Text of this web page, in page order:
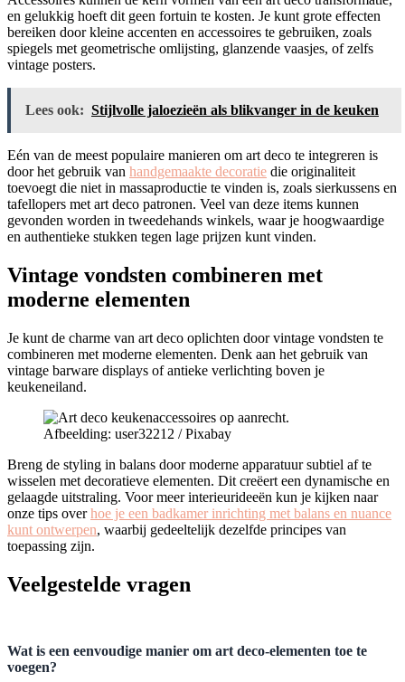
en gelukkig hoeft dit geen fortuin te kosten. Je kunt grote effecten
bereiken door kleine accenten en accessoires te gebruiken, zoals
spiegels met geometrische omlijsting, glanzende vaasjes, of zelfs
vintage posters.
Lees ook: Stijlvolle jaloezieën als blikvanger in de keuken
Eén van de meest populaire manieren om art deco te integreren is
door het gebruik van handgemaakte decoratie die originaliteit
toevoegt die niet in massaproductie te vinden is, zoals sierkussens en
tafellopers met art deco patronen. Veel van deze items kunnen
gevonden worden in tweedehands winkels, waar je hoogwaardige
en authentieke stukken tegen lage prijzen kunt vinden.
Vintage vondsten combineren met
moderne elementen
Je kunt de charme van art deco oplichten door vintage vondsten te
combineren met moderne elementen. Denk aan het gebruik van
vintage barware displays of antieke verlichting boven je
keukeneiland.
Afbeelding: user32212 / Pixabay
Breng de styling in balans door moderne apparatuur subtiel af te
wisselen met decoratieve elementen. Dit creëert een dynamische en
gelaagde uitstraling. Voor meer interieurideeën kun je kijken naar
onze tips overhoe je een badkamer inrichting met balans en nuance
kunt ontwerpen, waarbij gedeeltelijk dezelfde principes van
toepassing zijn.
Veelgestelde vragen
Wat is een eenvoudige manier om art deco-elementen toe te
voegen?